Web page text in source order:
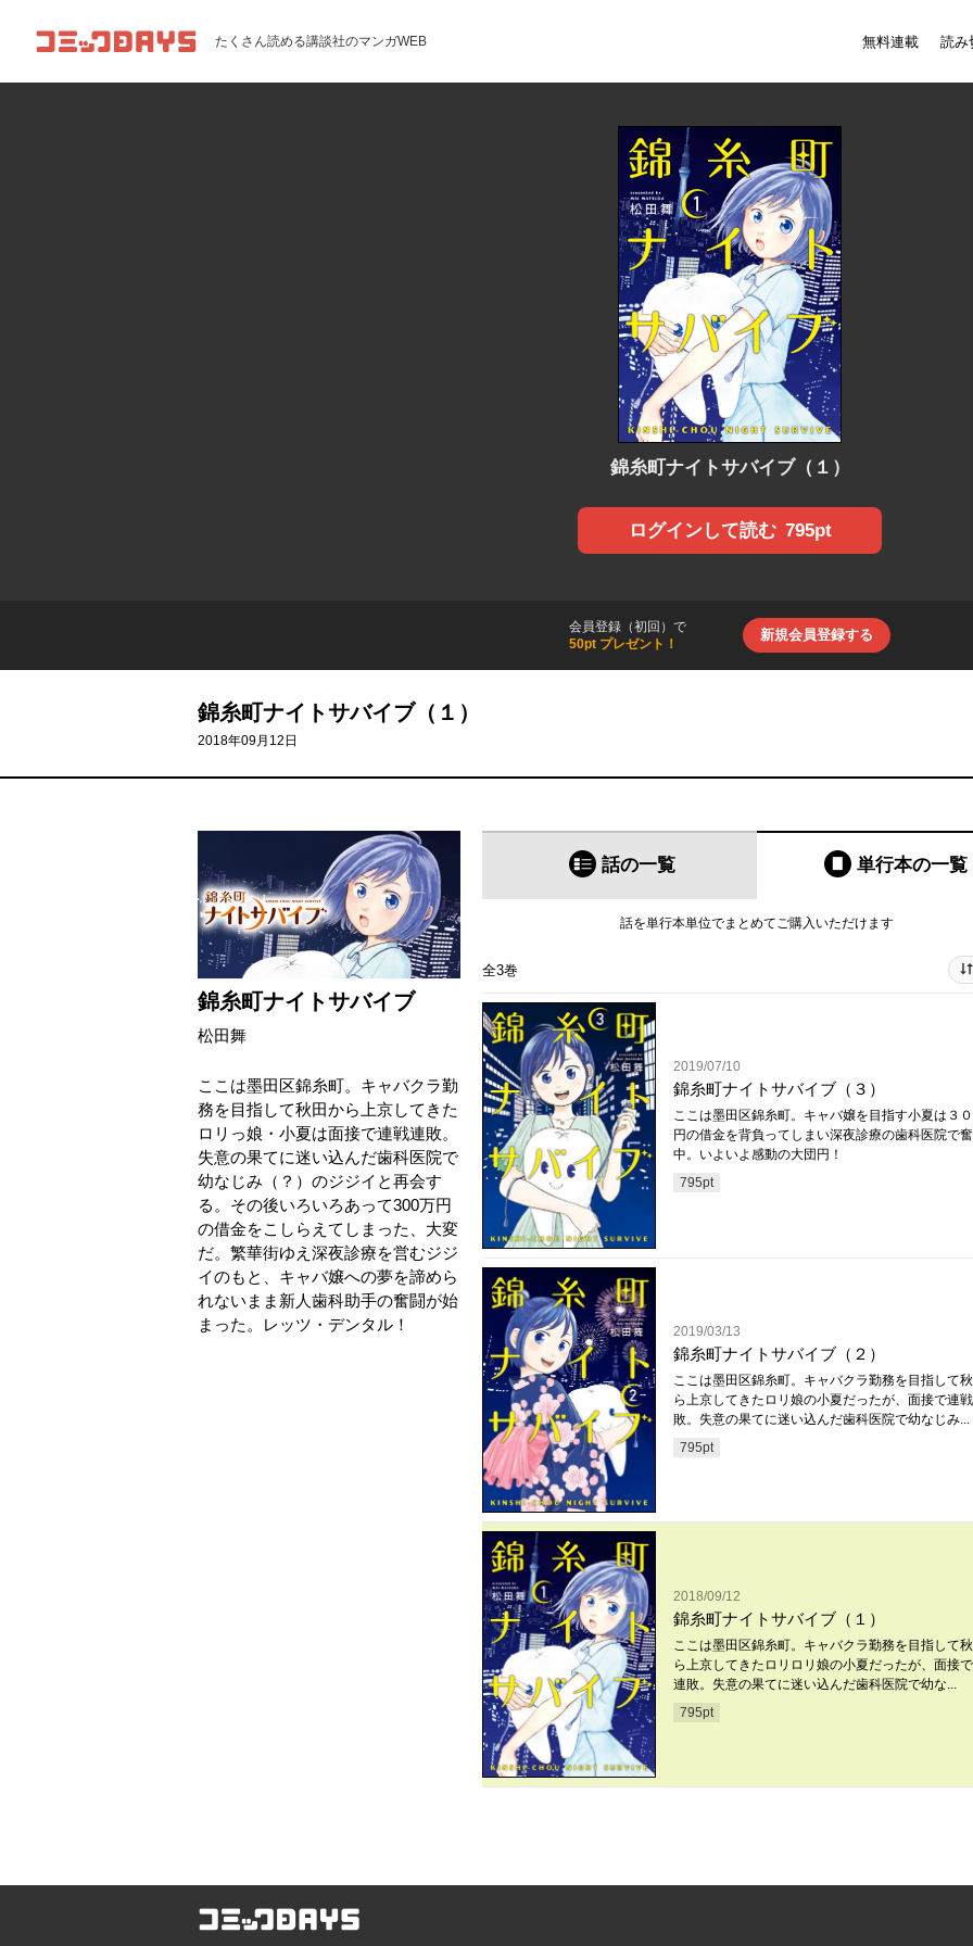
コミックDAYS たくさん読める講談社のマンガWEB 無料連載 読み
錦糸町ナイトサバイブ（１）
ログインして読む 795pt
会員登録（初回）で
50pt プレゼント！
新規会員登録する
錦糸町ナイトサバイブ（１）
2018年09月12日
錦糸町ナイトサバイブ
松田舞
ここは墨田区錦糸町。キャバクラ勤
務を目指して秋田から上京してきた
ロリっ娘・小夏は面接で連戦連敗。
失意の果てに迷い込んだ歯科医院で
幼なじみ（？）のジジイと再会す
る。その後いろいろあって300万円
の借金をこしらえてしまった、大変
だ。繁華街ゆえ深夜診療を営むジジ
イのもと、キャバ嬢への夢を諦めら
れないまま新人歯科助手の奮闘が始
まった。レッツ・デンタル！
話の一覧 単行本の一覧
話を単行本単位でまとめてご購入いただけます
全3巻
2019/07/10
錦糸町ナイトサバイブ（３）
ここは墨田区錦糸町。キャバ嬢を目指す小夏は３
円の借金を背負ってしまい深夜診療の歯科医院で
中。いよいよ感動の大団円！
795pt
2019/03/13
錦糸町ナイトサバイブ（２）
ここは墨田区錦糸町。キャバクラ勤務を目指して
ら上京してきたロリ娘の小夏だったが、面接で連
敗。失意の果てに迷い込んだ歯科医院で幼なじみ...
795pt
2018/09/12
錦糸町ナイトサバイブ（１）
ここは墨田区錦糸町。キャバクラ勤務を目指して
ら上京してきたロリロリ娘の小夏だったが、面接
連敗。失意の果てに迷い込んだ歯科医院で幼な...
795pt
コミックDAYS